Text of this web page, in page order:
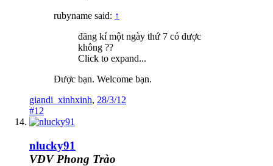
rubyname said: ↑
đăng kí một ngày thứ 7 có được
không ??
Click to expand...
Được bạn. Welcome bạn.
giandi_xinhxinh, 28/3/12
#12
nlucky91
VĐV Phong Trào